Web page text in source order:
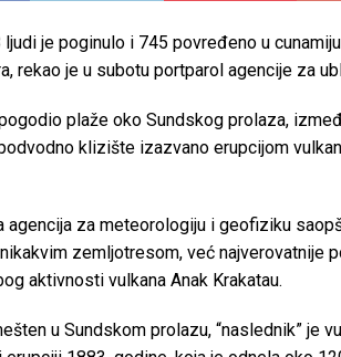
ljudi je poginulo i 745 povređeno u
rekao je u subotu portparol agencije za
plaže oko Sundskog prolaza,
klizište izazvano erupcijom
agencija za meteorologiju i geofiziku
zemljotresom, već najverovatnije
aktivnosti vulkana Anak Krakatau.
u Sundskom prolazu, “naslednik” je